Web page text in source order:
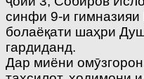
синфи 9-и
болаёқати шаҳри
гардиданд.
Дар миёни